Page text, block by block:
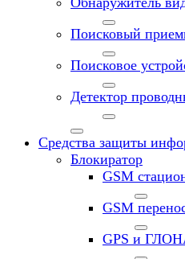
Поисковый
Поисковое
Детектор
Средства защиты
Блокиратор
GSM
GSM
GPS и